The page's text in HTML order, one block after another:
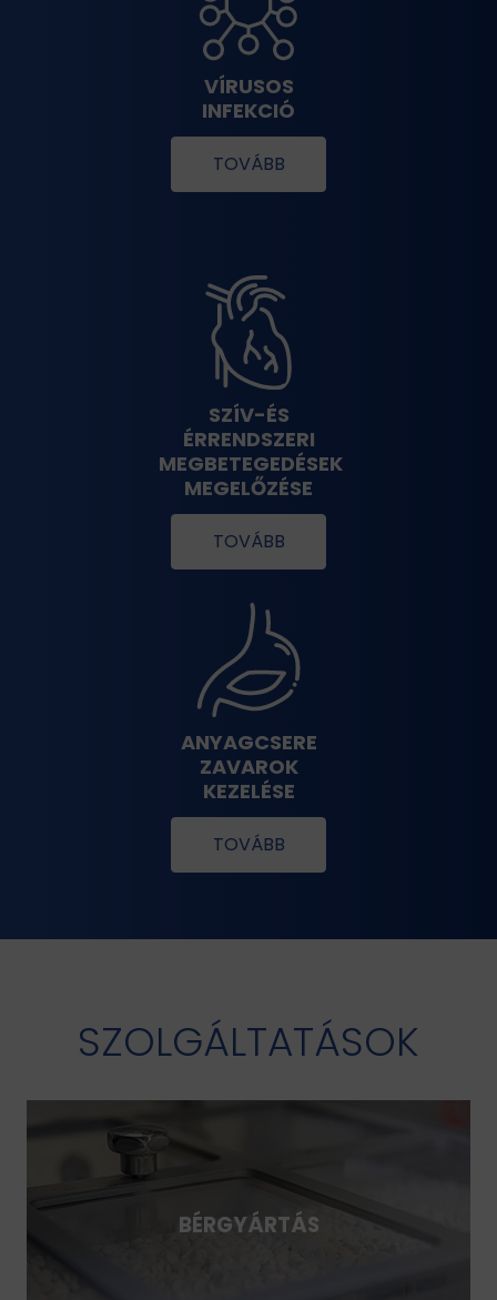
VÍRUSOS
INFEKCIÓ
TOVÁBB
SZÍV-ÉS
ÉRRENDSZERI
MEGBETEGEDÉSEK
MEGELŐZÉSE
TOVÁBB
ANYAGCSERE
ZAVAROK
KEZELÉSE
TOVÁBB
SZOLGÁLTATÁSOK
BÉRGYÁRTÁS